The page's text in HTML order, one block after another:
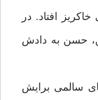
افتاد. در
حسن به دادش
سالمى برايش